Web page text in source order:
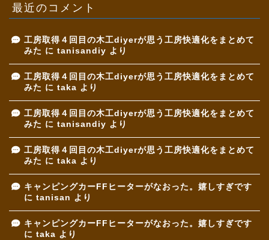
最近のコメント
工房取得４回目の木工diyerが思う工房快適化をまとめて
みた に tanisandiy より
工房取得４回目の木工diyerが思う工房快適化をまとめて
みた に taka より
工房取得４回目の木工diyerが思う工房快適化をまとめて
みた に tanisandiy より
工房取得４回目の木工diyerが思う工房快適化をまとめて
みた に taka より
キャンピングカーFFヒーターがなおった。嬉しすぎです
に tanisan より
キャンピングカーFFヒーターがなおった。嬉しすぎです
に taka より